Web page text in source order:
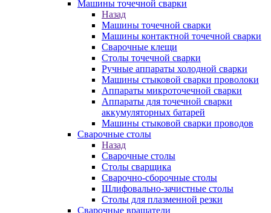
Машины точечной сварки
Назад
Машины точечной сварки
Машины контактной точечной сварки
Сварочные клещи
Столы точечной сварки
Ручные аппараты холодной сварки
Машины стыковой сварки проволоки
Аппараты микроточечной сварки
Аппараты для точечной сварки
аккумуляторных батарей
Машины стыковой сварки проводов
Сварочные столы
Назад
Сварочные столы
Столы сварщика
Сварочно-сборочные столы
Шлифовально-зачистные столы
Столы для плазменной резки
Сварочные вращатели